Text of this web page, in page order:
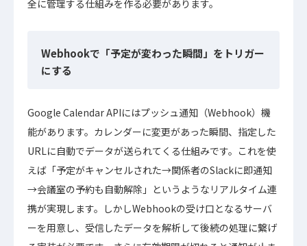
全に管理する仕組みを作る必要があります。
Webhookで「予定が変わった瞬間」をトリガー
にする
Google Calendar APIにはプッシュ通知（Webhook）機
能があります。カレンダーに変更があった瞬間、指定した
URLに自動でデータが送られてくる仕組みです。これを使
えば「予定がキャンセルされた→関係者のSlackに即通知
→会議室の予約も自動解除」というようなリアルタイム連
携が実現します。しかしWebhookの受け口となるサーバ
ーを用意し、受信したデータを解析して後続の処理に繋げ